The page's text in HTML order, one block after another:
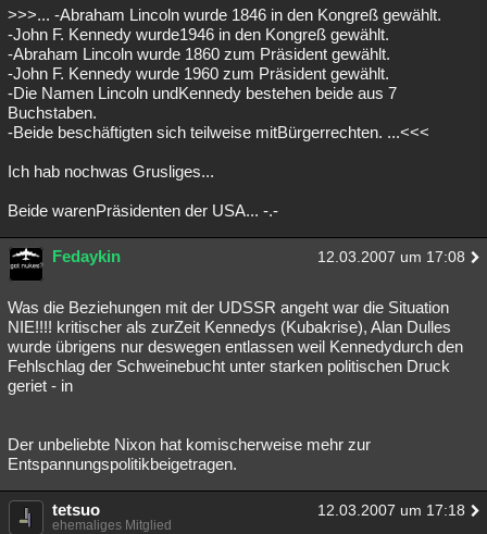
>>>... -Abraham Lincoln wurde 1846 in den Kongreß gewählt.
-John F. Kennedy wurde1946 in den Kongreß gewählt.
-Abraham Lincoln wurde 1860 zum Präsident gewählt.
-John F. Kennedy wurde 1960 zum Präsident gewählt.
-Die Namen Lincoln undKennedy bestehen beide aus 7
Buchstaben.
-Beide beschäftigten sich teilweise mitBürgerrechten. ...<<<
Ich hab nochwas Grusliges...
Beide warenPräsidenten der USA... -.-
Fedaykin 12.03.2007 um 17:08
Was die Beziehungen mit der UDSSR angeht war die Situation
NIE!!!! kritischer als zurZeit Kennedys (Kubakrise), Alan Dulles
wurde übrigens nur deswegen entlassen weil Kennedydurch den
Fehlschlag der Schweinebucht unter starken politischen Druck
geriet - in
Der unbeliebte Nixon hat komischerweise mehr zur
Entspannungspolitikbeigetragen.
tetsuo 12.03.2007 um 17:18
ehemaliges Mitglied